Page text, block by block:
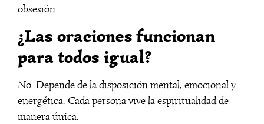
obsesión.
¿Las oraciones funcionan
para todos igual?
No. Depende de la disposición mental, emocional y
energética. Cada persona vive la espiritualidad de
manera única.